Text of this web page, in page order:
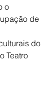
o
de
do
Teatro